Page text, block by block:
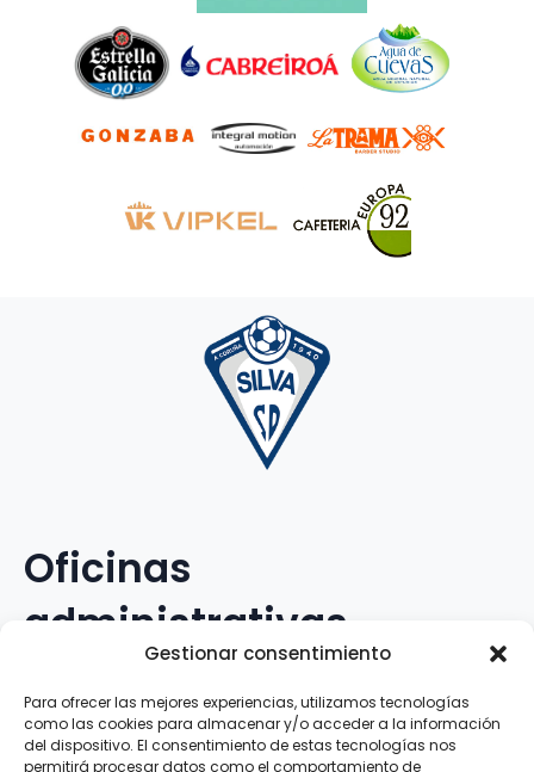
Gestionar consentimiento
Para ofrecer las mejores experiencias, utilizamos tecnologías
como las cookies para almacenar y/o acceder a la información
del dispositivo. El consentimiento de estas tecnologías nos
permitirá procesar datos como el comportamiento de
Oficinas
administrativas
Avenida Galileo Galilei, 12
15.008 · A Coruña · España